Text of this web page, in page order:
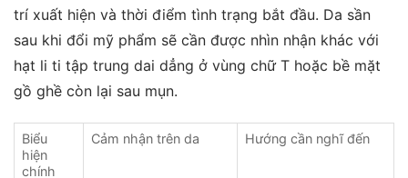
trí xuất hiện và thời điểm tình trạng bắt đầu. Da sần
sau khi đổi mỹ phẩm sẽ cần được nhìn nhận khác với
hạt li ti tập trung dai dẳng ở vùng chữ T hoặc bề mặt
gồ ghề còn lại sau mụn.
Biểu
hiện
chính
Cảm nhận trên da Hướng cần nghĩ đến